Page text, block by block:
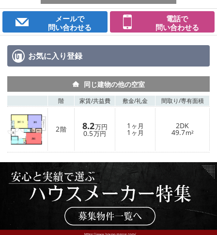
メールで
問い合わせる
電話で
問い合わせる
お気に入り登録
同じ建物の他の空室
階 家賃/共益費 敷金/礼金 間取り/専有面積
2階 8.2万円
0.5万円
1 ヶ月
1 ヶ月
2DK
49.7m²